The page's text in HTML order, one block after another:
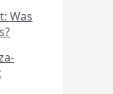
Was